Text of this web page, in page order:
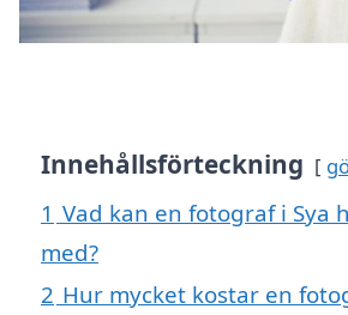
Innehållsförteckning
1 Vad kan en fotograf i Sya
med?
2 Hur mycket kostar en